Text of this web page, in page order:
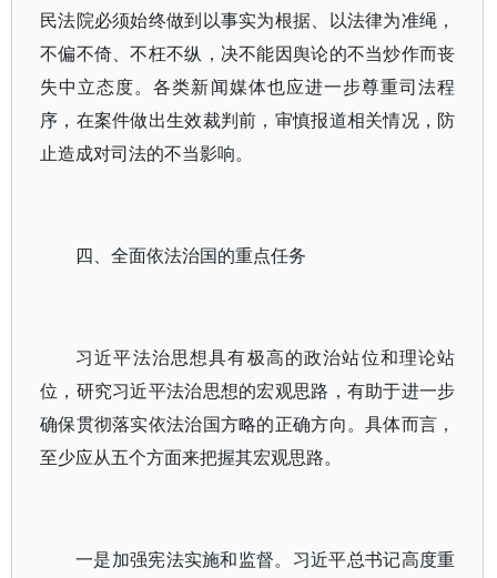
民法院必须始终做到以事实为根据、以法律为准绳，
不偏不倚、不枉不纵，决不能因舆论的不当炒作而丧
失中立态度。各类新闻媒体也应进一步尊重司法程
序，在案件做出生效裁判前，审慎报道相关情况，防
止造成对司法的不当影响。
四、全面依法治国的重点任务
习近平法治思想具有极高的政治站位和理论站
位，研究习近平法治思想的宏观思路，有助于进一步
确保贯彻落实依法治国方略的正确方向。具体而言，
至少应从五个方面来把握其宏观思路。
一是加强宪法实施和监督。习近平总书记高度重